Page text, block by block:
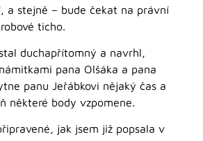
a stejně – bude čekat na právní
ticho.
duchapřítomný a navrhl,
pana Olšáka a pana
panu Jeřábkovi nějaký čas a
některé body vzpomene.
jak jsem již popsala v